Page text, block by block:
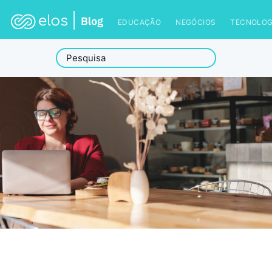
EDUCAÇÃO NEGÓCIOS